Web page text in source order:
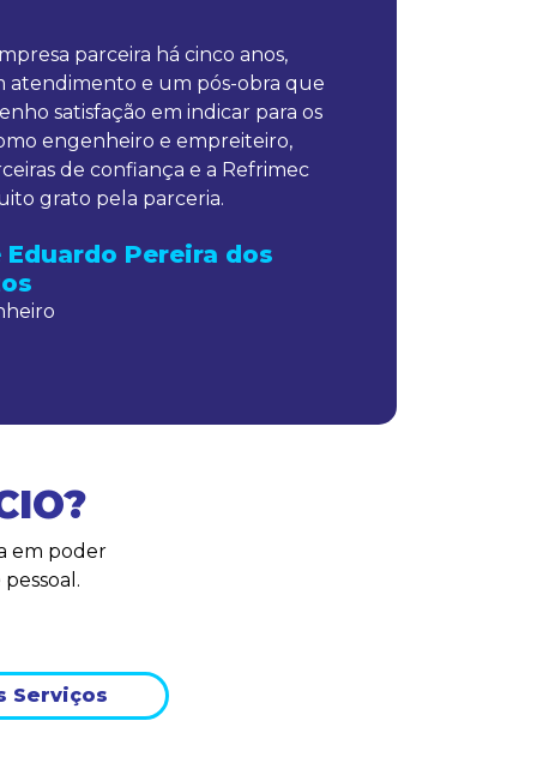
parceira há cinco anos,
atendimento e um pós-obra que
satisfação em indicar para os
engenheiro e empreiteiro,
de confiança e a Refrimec
grato pela parceria.
Eduardo Pereira dos
em poder
Serviços